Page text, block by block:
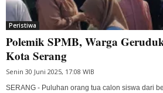
Peristiwa
Polemik SPMB, Warga
Kota Serang
Senin 30 Juni 2025, 17:08 WIB
SERANG - Puluhan orang tua calon siswa dari